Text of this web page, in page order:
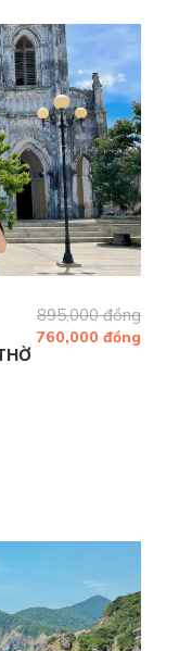
lớn.
trung tâm thành
trí resort
điểm ngắm bình
san hô tuyệt đẹp
895,000 đồng
760,000 đồng